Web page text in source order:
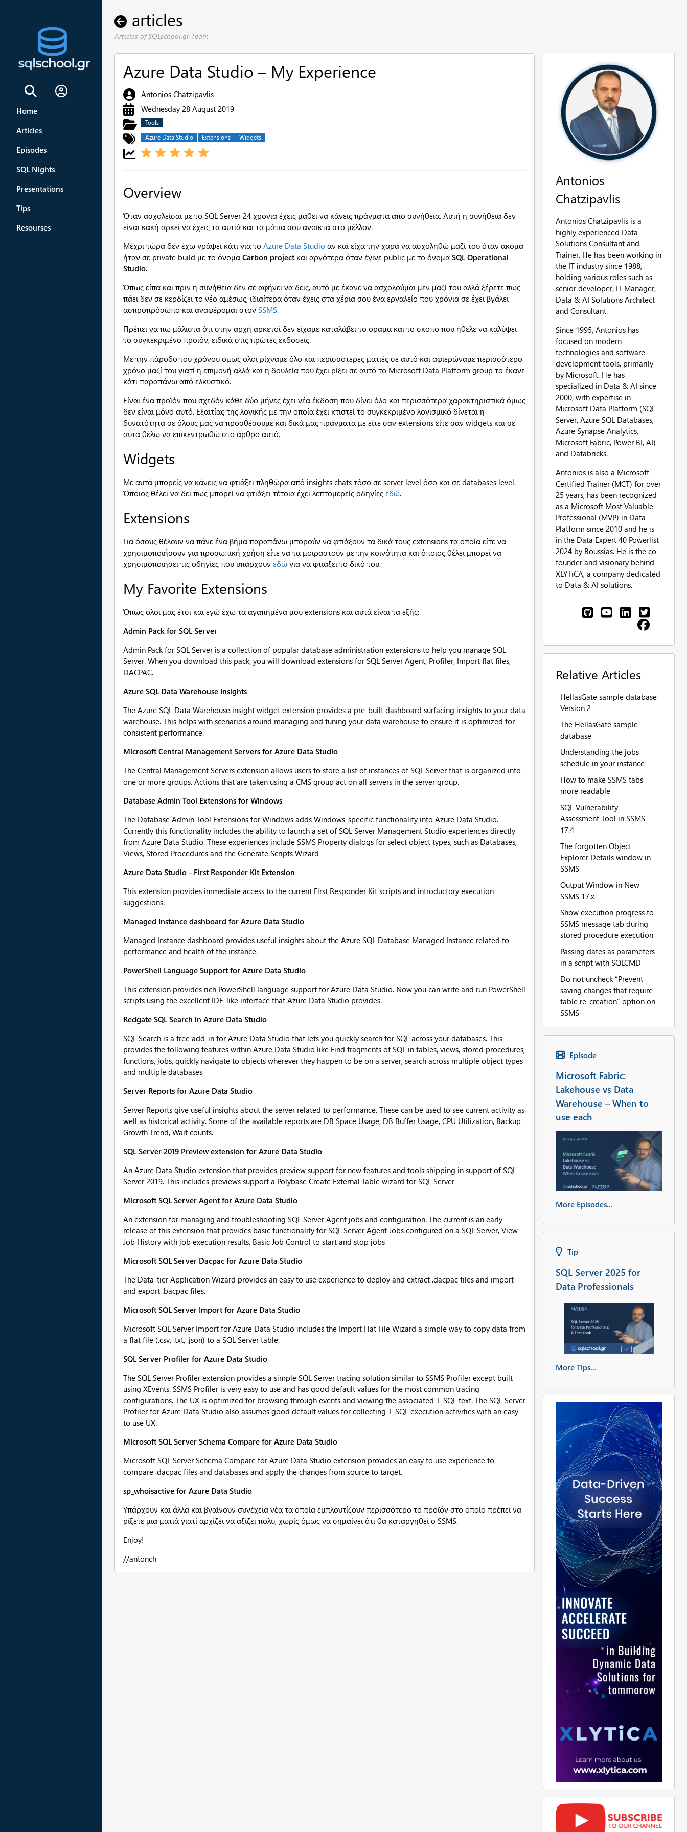
Sign In
Home
Articles
Episodes
SQL Nights
Presentations
Tips
Resourses
articles
Articles of SQLschool.gr Team
Azure Data Studio – My Experience
Antonios Chatzipavlis
Wednesday 28 August 2019
Tools
Azure Data Studio
Extensions Widgets
Overview
Όταν ασχολείσαι με το SQL Server 24 χρόνια έχεις μάθει να κάνεις πράγματα από συνήθεια. Αυτή η συνήθεια δεν
είναι κακή αρκεί να έχεις τα αυτιά και τα μάτια σου ανοικτά στο μέλλον.
Μέχρι τώρα δεν έχω γράψει κάτι για το Azure Data Studio αν και είχα την χαρά να ασχοληθώ μαζί του όταν ακόμα
ήταν σε private build με το όνομα Carbon project και αργότερα όταν έγινε public με το όνομα SQL Operational
Studio.
Όπως είπα και πριν η συνήθεια δεν σε αφήνει να δεις, αυτό με έκανε να ασχολούμαι μεν μαζί του αλλά ξέρετε πως
πάει δεν σε κερδίζει το νέο αμέσως, ιδιαίτερα όταν έχεις στα χέρια σου ένα εργαλείο που χρόνια σε έχει βγάλει
ασπροπρόσωπο και αναφέρομαι στον SSMS.
Πρέπει να πω μάλιστα ότι στην αρχή αρκετοί δεν είχαμε καταλάβει το όραμα και το σκοπό που ήθελε να καλύψει
το συγκεκριμένο προϊόν, ειδικά στις πρώτες εκδόσεις.
Με την πάροδο του χρόνου όμως όλοι ρίχναμε όλο και περισσότερες ματιές σε αυτό και αφιερώναμε περισσότερο
χρόνο μαζί του γιατί η επιμονή αλλά και η δουλεία που έχει ρίξει σε αυτό το Microsoft Data Platform group το έκανε
κάτι παραπάνω από ελκυστικό.
Είναι ένα προϊόν που σχεδόν κάθε δύο μήνες έχει νέα έκδοση που δίνει όλο και περισσότερα χαρακτηριστικά όμως
δεν είναι μόνο αυτό. Εξαιτίας της λογικής με την οποία έχει κτιστεί το συγκεκριμένο λογισμικό δίνεται η
δυνατότητα σε όλους μας να προσθέσουμε και δικά μας πράγματα με είτε σαν extensions είτε σαν widgets και σε
αυτά θέλω να επικεντρωθώ στο άρθρο αυτό.
Widgets
Με αυτά μπορείς να κάνεις να φτιάξει πληθώρα από insights chats τόσο σε server level όσο και σε databases level.
Όποιος θέλει να δει πως μπορεί να φτιάξει τέτοια έχει λεπτομερείς οδηγίες εδώ.
Extensions
Για όσους θέλουν να πάνε ένα βήμα παραπάνω μπορούν να φτιάξουν τα δικά τους extensions τα οποία είτε να
χρησιμοποιήσουν για προσωπική χρήση είτε να τα μοιραστούν με την κοινότητα και όποιος θέλει μπορεί να
χρησιμοποιήσει τις οδηγίες που υπάρχουν εδώ για να φτιάξει το δικό του.
My Favorite Extensions
Όπως όλοι μας έτσι και εγώ έχω τα αγαπημένα μου extensions και αυτά είναι τα εξής:
Admin Pack for SQL Server
Admin Pack for SQL Server is a collection of popular database administration extensions to help you manage SQL
Server. When you download this pack, you will download extensions for SQL Server Agent, Profiler, Import flat files,
DACPAC.
Azure SQL Data Warehouse Insights
The Azure SQL Data Warehouse insight widget extension provides a pre-built dashboard surfacing insights to your data
warehouse. This helps with scenarios around managing and tuning your data warehouse to ensure it is optimized for
consistent performance.
Microsoft Central Management Servers for Azure Data Studio
The Central Management Servers extension allows users to store a list of instances of SQL Server that is organized into
one or more groups. Actions that are taken using a CMS group act on all servers in the server group.
Database Admin Tool Extensions for Windows
The Database Admin Tool Extensions for Windows adds Windows-specific functionality into Azure Data Studio.
Currently this functionality includes the ability to launch a set of SQL Server Management Studio experiences directly
from Azure Data Studio. These experiences include SSMS Property dialogs for select object types, such as Databases,
Views, Stored Procedures and the Generate Scripts Wizard
Azure Data Studio - First Responder Kit Extension
This extension provides immediate access to the current First Responder Kit scripts and introductory execution
suggestions.
Managed Instance dashboard for Azure Data Studio
Managed Instance dashboard provides useful insights about the Azure SQL Database Managed Instance related to
performance and health of the instance.
PowerShell Language Support for Azure Data Studio
This extension provides rich PowerShell language support for Azure Data Studio. Now you can write and run PowerShell
scripts using the excellent IDE-like interface that Azure Data Studio provides.
Redgate SQL Search in Azure Data Studio
SQL Search is a free add-in for Azure Data Studio that lets you quickly search for SQL across your databases. This
provides the following features within Azure Data Studio like Find fragments of SQL in tables, views, stored procedures,
functions, jobs, quickly navigate to objects wherever they happen to be on a server, search across multiple object types
and multiple databases
Server Reports for Azure Data Studio
Server Reports give useful insights about the server related to performance. These can be used to see current activity as
well as historical activity. Some of the available reports are DB Space Usage, DB Buffer Usage, CPU Utilization, Backup
Growth Trend, Wait counts.
SQL Server 2019 Preview extension for Azure Data Studio
An Azure Data Studio extension that provides preview support for new features and tools shipping in support of SQL
Server 2019. This includes previews support a Polybase Create External Table wizard for SQL Server
Microsoft SQL Server Agent for Azure Data Studio
An extension for managing and troubleshooting SQL Server Agent jobs and configuration. The current is an early
release of this extension that provides basic functionality for SQL Server Agent Jobs configured on a SQL Server, View
Job History with job execution results, Basic Job Control to start and stop jobs
Microsoft SQL Server Dacpac for Azure Data Studio
The Data-tier Application Wizard provides an easy to use experience to deploy and extract .dacpac files and import
and export .bacpac files.
Microsoft SQL Server Import for Azure Data Studio
Microsoft SQL Server Import for Azure Data Studio includes the Import Flat File Wizard a simple way to copy data from
a flat file (.csv, .txt, .json) to a SQL Server table.
SQL Server Profiler for Azure Data Studio
The SQL Server Profiler extension provides a simple SQL Server tracing solution similar to SSMS Profiler except built
using XEvents. SSMS Profiler is very easy to use and has good default values for the most common tracing
configurations. The UX is optimized for browsing through events and viewing the associated T-SQL text. The SQL Server
Profiler for Azure Data Studio also assumes good default values for collecting T-SQL execution activities with an easy
to use UX.
Microsoft SQL Server Schema Compare for Azure Data Studio
Microsoft SQL Server Schema Compare for Azure Data Studio extension provides an easy to use experience to
compare .dacpac files and databases and apply the changes from source to target.
sp_whoisactive for Azure Data Studio
Υπάρχουν και άλλα και βγαίνουν συνέχεια νέα τα οποία εμπλουτίζουν περισσότερο το προϊόν στο οποίο πρέπει να
ρίξετε μια ματιά γιατί αρχίζει να αξίζει πολύ, χωρίς όμως να σημαίνει ότι θα καταργηθεί ο SSMS.
Enjoy!
//antonch
Antonios
Chatzipavlis
Antonios Chatzipavlis is a
highly experienced Data
Solutions Consultant and
Trainer. He has been working in
the IT industry since 1988,
holding various roles such as
senior developer, IT Manager,
Data & AI Solutions Architect
and Consultant.
Since 1995, Antonios has
focused on modern
technologies and software
development tools, primarily
by Microsoft. He has
specialized in Data & AI since
2000, with expertise in
Microsoft Data Platform (SQL
Server, Azure SQL Databases,
Azure Synapse Analytics,
Microsoft Fabric, Power BI, AI)
and Databricks.
Antonios is also a Microsoft
Certified Trainer (MCT) for over
25 years, has been recognized
as a Microsoft Most Valuable
Professional (MVP) in Data
Platform since 2010 and he is
in the Data Expert 40 Powerlist
2024 by Boussias. He is the co-
founder and visionary behind
XLYTiCA, a company dedicated
to Data & AI solutions.
Relative Articles
HellasGate sample database
Version 2
The HellasGate sample
database
Understanding the jobs
schedule in your instance
How to make SSMS tabs
more readable
SQL Vulnerability
Assessment Tool in SSMS
17.4
The forgotten Object
Explorer Details window in
SSMS
Output Window in New
SSMS 17.x
Show execution progress to
SSMS message tab during
stored procedure execution
Passing dates as parameters
in a script with SQLCMD
Do not uncheck “Prevent
saving changes that require
table re-creation” option on
SSMS
Episode
Microsoft Fabric:
Lakehouse vs Data
Warehouse – When to
use each
More Episodes...
Tip
SQL Server 2025 for
Data Professionals
More Tips...